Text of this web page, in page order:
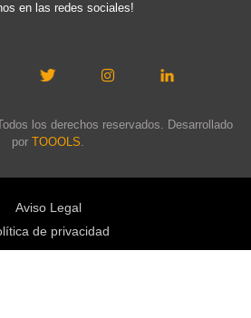
en las redes sociales!
los derechos reservados. Desarrollado
por TOOOLS.
Aviso Legal
de privacidad
de cookies